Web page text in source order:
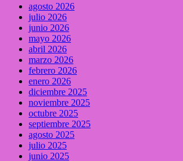
agosto 2026
julio 2026
junio 2026
mayo 2026
abril 2026
marzo 2026
febrero 2026
enero 2026
diciembre 2025
noviembre 2025
octubre 2025
septiembre 2025
agosto 2025
julio 2025
junio 2025